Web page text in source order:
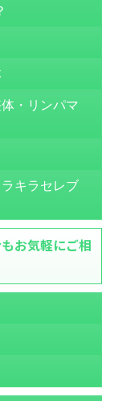
・リンパマ
キラセレブ
お気軽にご相